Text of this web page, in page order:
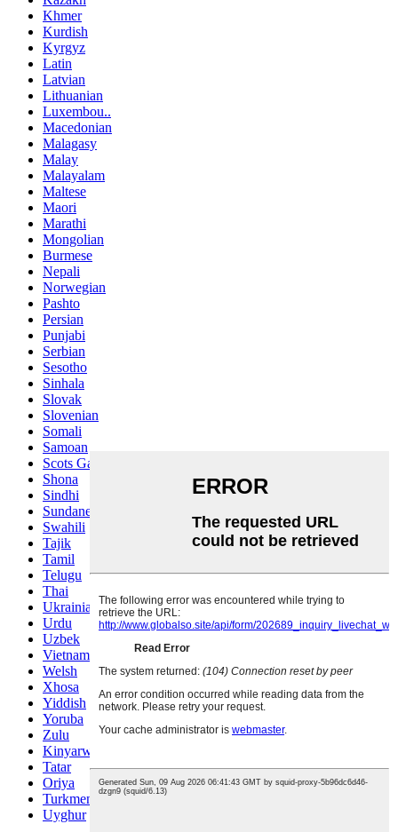
Khmer
Kurdish
Kyrgyz
Latin
Latvian
Lithuanian
Luxembou..
Macedonian
Malagasy
Malay
Malayalam
Maltese
Maori
Marathi
Mongolian
Burmese
Nepali
Norwegian
Pashto
Persian
Punjabi
Serbian
Sesotho
Sinhala
Slovak
Slovenian
Somali
Samoan
Scots Gaelic
Shona
Sindhi
Sundanese
Swahili
Tajik
Tamil
Telugu
Thai
Ukrainian
Urdu
Uzbek
Vietnamese
Welsh
Xhosa
Yiddish
Yoruba
Zulu
Kinyarwanda
Tatar
Oriya
Turkmen
Uyghur